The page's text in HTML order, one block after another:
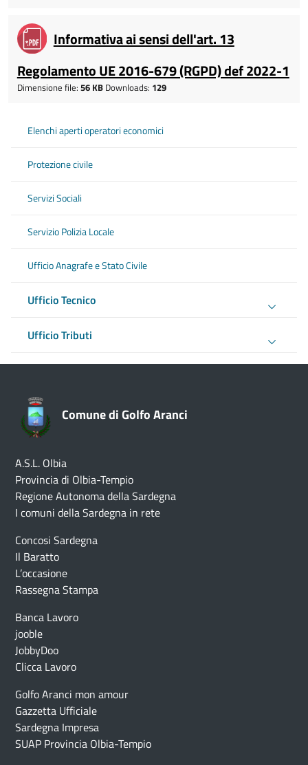
Informativa ai sensi dell'art. 13
Regolamento UE 2016-679 (RGPD) def 2022-1
Dimensione file: 56 KB Downloads: 129
Elenchi aperti operatori economici
Protezione civile
Servizi Sociali
Servizio Polizia Locale
Ufficio Anagrafe e Stato Civile
Ufficio Tecnico
Ufficio Tributi
Comune di Golfo Aranci
A.S.L. Olbia
Provincia di Olbia-Tempio
Regione Autonoma della Sardegna
I comuni della Sardegna in rete
Concosi Sardegna
Il Baratto
L’occasione
Rassegna Stampa
Banca Lavoro
jooble
JobbyDoo
Clicca Lavoro
Golfo Aranci mon amour
Gazzetta Ufficiale
Sardegna Impresa
SUAP Provincia Olbia-Tempio